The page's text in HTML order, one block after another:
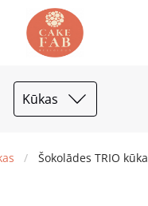
Kūkas
Šokolādes TRIO kūka